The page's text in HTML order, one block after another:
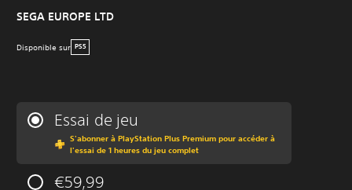
SEGA EUROPE LTD
Disponible sur PS5
Essai de jeu
S'abonner à PlayStation Plus Premium pour accéder à
l'essai de 1 heures du jeu complet
€59,99